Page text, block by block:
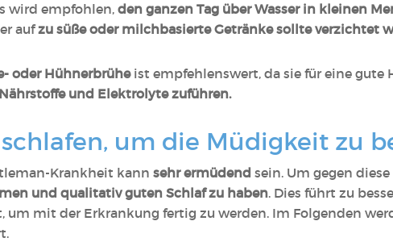
wird empfohlen,den ganzen Tag über Wasser in kleinen
aufzu süße oder milchbasierte Getränke sollte verzichtet
oder Hühnerbrüheist empfehlenswert, da sie für eine
und Elektrolyte zuführen.
um die Müdigkeit zu
Krankheit kann sehr ermüdend sein. Um gegen
und qualitativ guten Schlaf zu haben. Dies führt zu
um mit der Erkrankung fertig zu werden. Im Folgenden